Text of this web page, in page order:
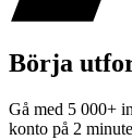
Börja
Gå med 5 000+
konto på 2